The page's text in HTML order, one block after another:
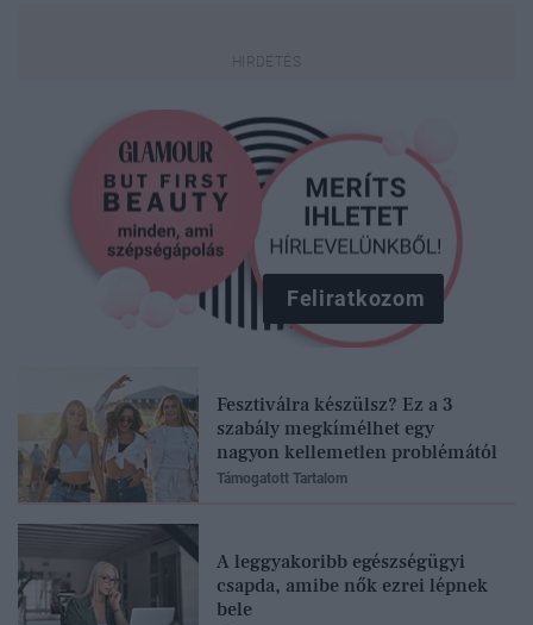
Feliratkozom
Fesztiválra készülsz? Ez a 3
szabály megkímélhet egy
nagyon kellemetlen problémától
Támogatott Tartalom
A leggyakoribb egészségügyi
csapda, amibe nők ezrei lépnek
bele